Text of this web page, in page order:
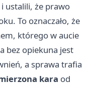
ustalili, że prawo
To oznaczało, że
którego w aucie
bez opiekuna jest
a sprawa trafia
kara od